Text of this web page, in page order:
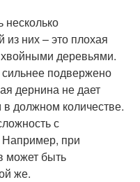
несколько
них – это плохая
хвойными деревьями.
подвержено
дернина не дает
должном количестве.
с
Например, при
может быть
же.